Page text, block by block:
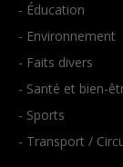
- Éducation
- Environnement
- Faits divers
- Santé et bien-
- Sports
- Transport /